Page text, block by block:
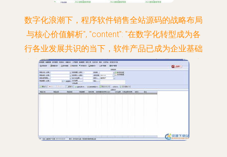
数字化浪潮下，程序软件销售全站源码的战略布局
与核心价值解析", "content": "在数字化转型成为各
行各业发展共识的当下，软件产品已成为企业基础
生产力工具的重要组成部分。不同于普通的实物商
品销售，程序软件的交付往往伴随着复杂的安装部
署、安全合规配置以及后期版本迭代。因此，一个
更是一个融合技术背书与客户成功逻辑的前沿阵